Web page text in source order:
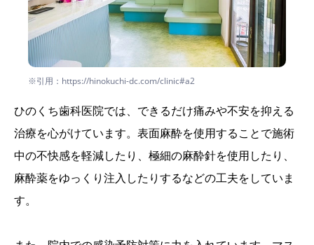
※引用：https://hinokuchi-dc.com/clinic#a2
ひのくち歯科医院では、できるだけ痛みや不安を抑える
治療を心がけています。表面麻酔を使用することで施術
中の不快感を軽減したり、極細の麻酔針を使用したり、
麻酔薬をゆっくり注入したりするなどの工夫をしていま
す。